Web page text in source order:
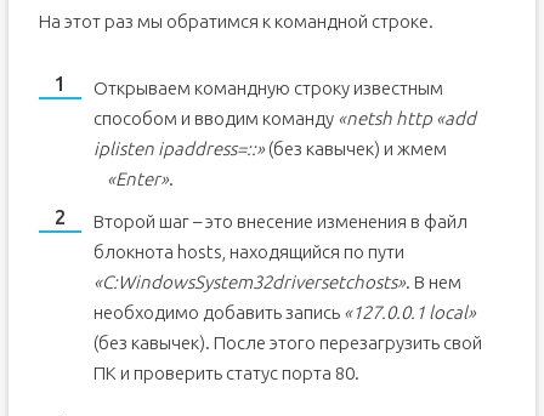
На этот раз мы обратимся к командной строке.
Открываем командную строку известным
способом и вводим команду «netsh http «add
iplisten ipaddress=::»(без кавычек) и жмем
«Enter».
Второй шаг – это внесение изменения в файл
блокнота hosts, находящийся по пути
«C:WindowsSystem32driversetchosts». В нем
необходимо добавить запись «127.0.0.1 local»
(без кавычек). После этого перезагрузить свой
ПК и проверить статус порта 80.